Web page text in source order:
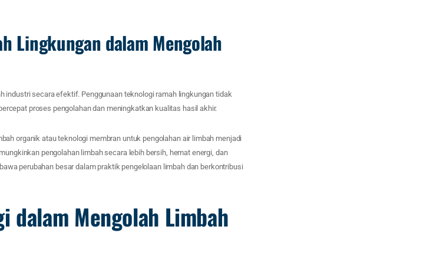
Lingkungan dalam Mengolah
industri secara efektif. Penggunaan teknologi ramah lingkungan tidak
proses pengolahan dan meningkatkan kualitas hasil akhir.
organik atau teknologi membran untuk pengolahan air limbah menjadi
pengolahan limbah secara lebih bersih, hemat energi, dan
perubahan besar dalam praktik pengelolaan limbah dan berkontribusi
dalam Mengolah Limbah